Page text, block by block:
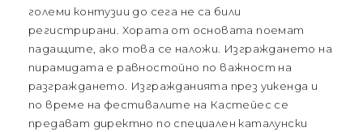
големи контузии до сега не са били
регистрирани. Хората от основата поемат
падащите, ако това се наложи. Изграждането на
пирамидата е равностойно по важност на
разграждането. Изгражданията през уикенда и
по време на фестивалите на Кастейес се
предават директно по специален каталунски